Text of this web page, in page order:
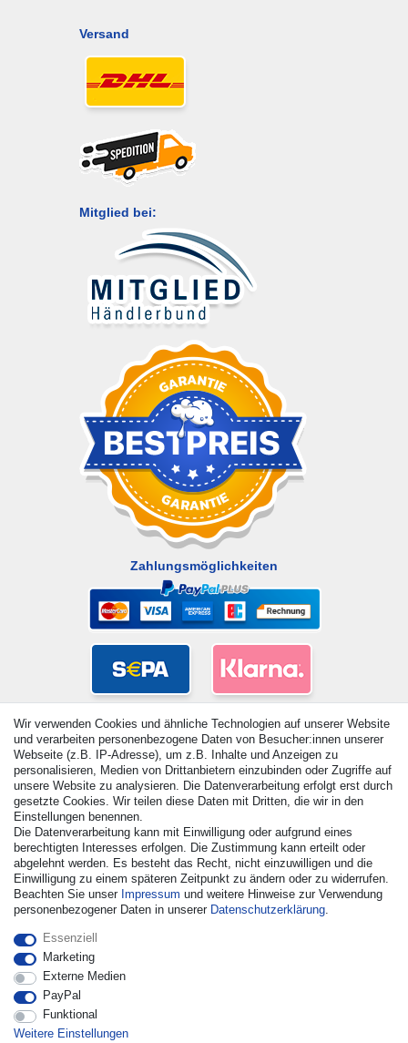
Versand
Mitglied bei:
Zahlungsmöglichkeiten
© Copyright 2026 | Alle Rechte vorbehalten. - Alle Rechte
vorbehalten. Preisangaben inkl. gesetzl. 19% MwSt. |
Grundpreise siehe Artikeldetail | *Gilt für Lieferungen nach
Deutschland!
Wir verwenden Cookies und ähnliche Technologien auf unserer Website
und verarbeiten personenbezogene Daten von Besucher:innen unserer
Webseite (z.B. IP-Adresse), um z.B. Inhalte und Anzeigen zu
personalisieren, Medien von Drittanbietern einzubinden oder Zugriffe auf
unsere Website zu analysieren. Die Datenverarbeitung erfolgt erst durch
gesetzte Cookies. Wir teilen diese Daten mit Dritten, die wir in den
Einstellungen benennen.
Die Datenverarbeitung kann mit Einwilligung oder aufgrund eines
berechtigten Interesses erfolgen. Die Zustimmung kann erteilt oder
abgelehnt werden. Es besteht das Recht, nicht einzuwilligen und die
Einwilligung zu einem späteren Zeitpunkt zu ändern oder zu widerrufen.
Beachten Sie unser Impressum und weitere Hinweise zur Verwendung
personenbezogener Daten in unserer Daten­schutz­erklärung.
Essenziell
Marketing
Externe Medien
PayPal
Funktional
Weitere Einstellungen